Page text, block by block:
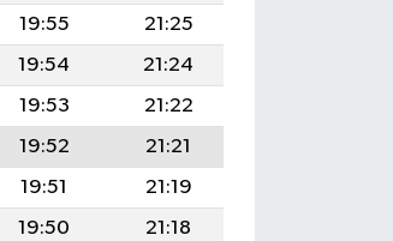
19:55
21:25
19:54
21:24
19:53
21:22
19:52
21:21
19:51
21:19
19:50
21:18